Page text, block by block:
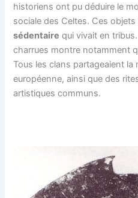
historiens ont pu déduire le
sociale des Celtes. Ces
sédentaire qui vivait en
charrues montre notamment
Tous les clans partageaient la
européenne, ainsi que des
artistiques communs.